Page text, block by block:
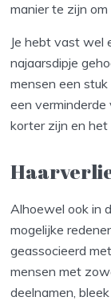
manier te zijn
Je hebt vast wel
najaarsdipje
mensen een
een
korter zijn en het
Alhoewel ook in
mogelijke
geassocieerd
mensen met
deelnamen,